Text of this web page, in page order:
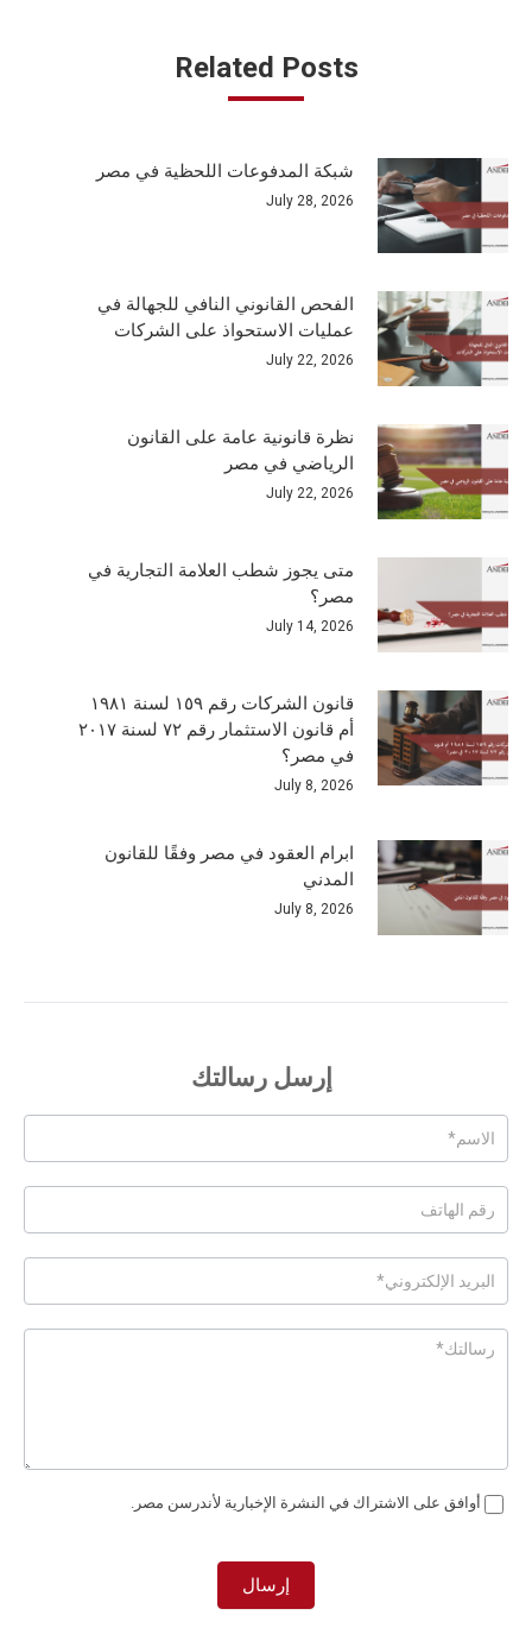
Related Posts
شبكة المدفوعات اللحظية في مصر
July 28, 2026
الفحص القانوني النافي للجهالة في
عمليات الاستحواذ على الشركات
July 22, 2026
نظرة قانونية عامة على القانون
الرياضي في مصر
July 22, 2026
متى يجوز شطب العلامة التجارية في
مصر؟
July 14, 2026
قانون الشركات رقم ١٥٩ لسنة ١٩٨١
أم قانون الاستثمار رقم ٧٢ لسنة ٢٠١٧
في مصر؟
July 8, 2026
ابرام العقود في مصر وفقًا للقانون
المدني
July 8, 2026
إرسل رسالتك
Posts
-
Page
Form
أوافق على الاشتراك في النشرة الإخبارية لأندرسن مصر.
إرسال